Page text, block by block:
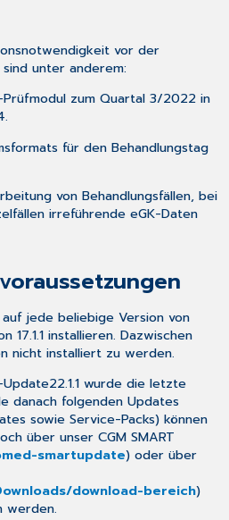
vor der
unter anderem:
zum Quartal 3/2022 in
für den Behandlungstag
von Behandlungsfällen, bei
irreführende eGK-Daten
jede beliebige Version von
17.1.1 installieren. Dazwischen
nicht installiert zu werden.
Update22.1.1 wurde dieletzte
danach folgenden Updates
sowie Service-Packs) können
über unserCGM SMART
smartupdate) oder über
download-bereich)
werden.